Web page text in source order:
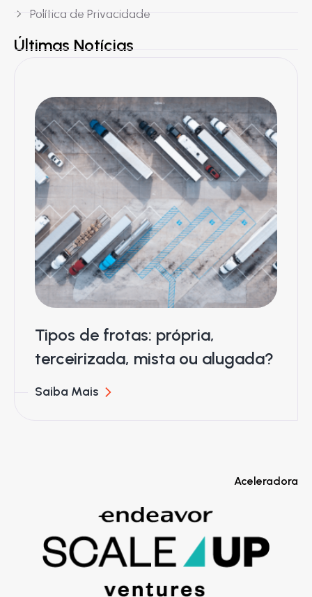
Política de Privacidade
Últimas Notícias
Tipos de frotas: própria,
terceirizada, mista ou alugada?
Saiba Mais
Aceleradora